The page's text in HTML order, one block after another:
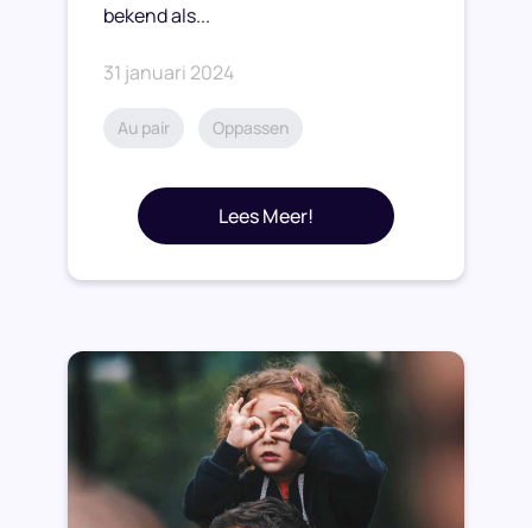
bekend als...
31 januari 2024
Au pair Oppassen
Lees Meer!